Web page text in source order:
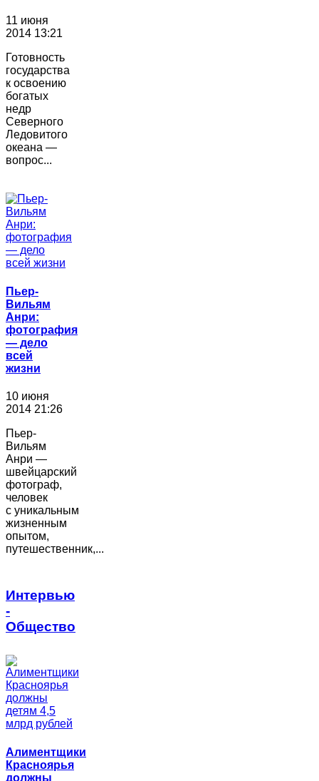
11 июня
2014 13:21
Готовность
государства
к освоению
богатых
недр
Северного
Ледовитого
океана —
вопрос...
Пьер-
Вильям
Анри:
фотография
― дело
всей
жизни
10 июня
2014 21:26
Пьер-
Вильям
Анри —
швейцарский
фотограф,
человек
с уникальным
жизненным
опытом,
путешественник,...
Интервью
-
Общество
Алиментщики
Красноярья
должны